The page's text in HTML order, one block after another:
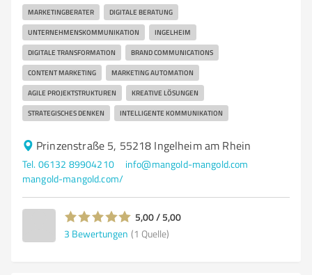
MARKETINGBERATER DIGITALE BERATUNG
UNTERNEHMENSKOMMUNIKATION INGELHEIM
DIGITALE TRANSFORMATION BRAND COMMUNICATIONS
CONTENT MARKETING MARKETING AUTOMATION
AGILE PROJEKTSTRUKTUREN KREATIVE LÖSUNGEN
STRATEGISCHES DENKEN INTELLIGENTE KOMMUNIKATION
Prinzenstraße 5, 55218 Ingelheim am Rhein
Tel. 06132 89904210
info@mangold-mangold.com
mangold-mangold.com/
5,00 / 5,00
3 Bewertungen (1 Quelle)